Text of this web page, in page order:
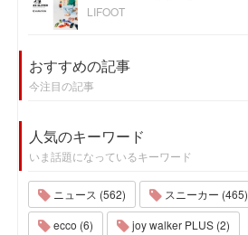
LIFOOT
おすすめの記事
今注目の記事
人気のキーワード
いま話題になっているキーワード
ニュース (562)
スニーカー (465)
ecco (6)
joy walker PLUS (2)